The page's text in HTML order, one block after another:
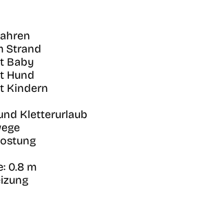
Strand
Baby
Hund
Kindern
Kletterurlaub
0.8 m